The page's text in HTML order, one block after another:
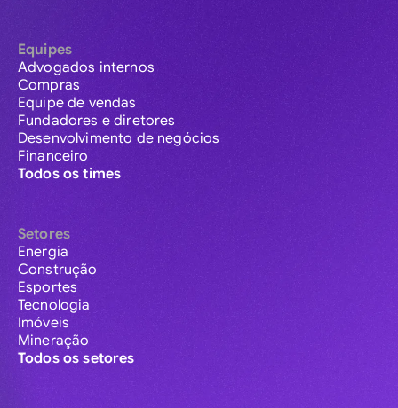
Equipes
Advogados internos
Compras
Equipe de vendas
Fundadores e diretores
Desenvolvimento de negócios
Financeiro
Todos os times
Setores
Energia
Construção
Esportes
Tecnologia
Imóveis
Mineração
Todos os setores